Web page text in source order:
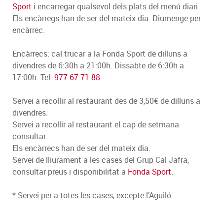
Sport i encarregar qualsevol dels plats del menú diari.
Els encàrregs han de ser del mateix dia. Diumenge per
encàrrec.
Encàrrecs: cal trucar a la Fonda Sport de dilluns a
divendres de 6:30h a 21:00h. Dissabte de 6:30h a
17:00h. Tel. 977 67 71 88
Servei a recollir al restaurant des de 3,50€ de dilluns a
divendres.
Servei a recollir al restaurant el cap de setmana
consultar.
Els encàrrecs han de ser del mateix dia.
Servei de lliurament a les cases del Grup Cal Jafra,
consultar preus i disponibilitat a Fonda Sport.
* Servei per a totes les cases, excepte l’Aguiló